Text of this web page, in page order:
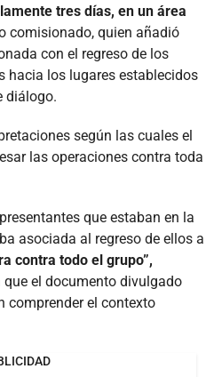
tres días, en un área
comisionado, quien añadió
con el regreso de los
hacia los lugares establecidos
diálogo.
según las cuales el
las operaciones contra toda
que estaban en la
asociada al regreso de ellos a
contra todo el grupo”,
que el documento divulgado
comprender el contexto